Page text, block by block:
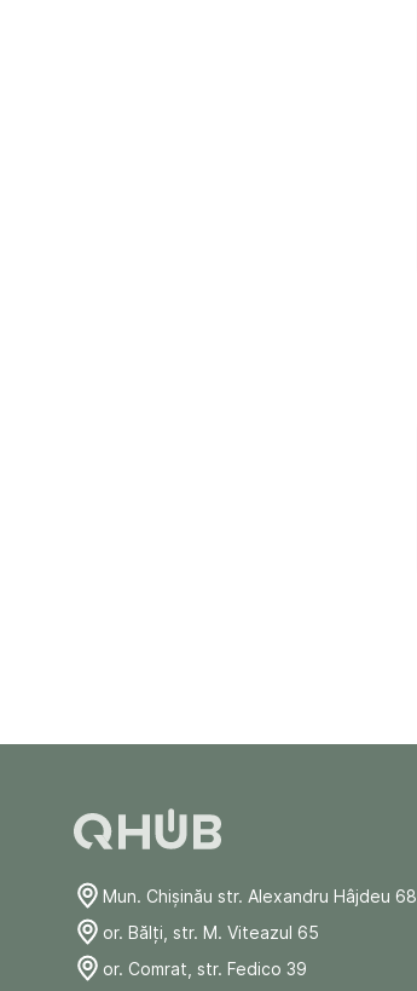
Mun. Chişinău str. Alexandru Hâjdeu 68
or. Bălți, str. M. Viteazul 65
or. Comrat, str. Fedico 39